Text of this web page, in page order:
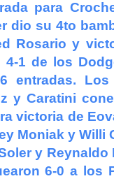
para
dio su 4to
Rosario y
1 de los
entradas. Los
y Caratini
victoria de
Moniak y Willi
y Reynaldo
6-0 a los